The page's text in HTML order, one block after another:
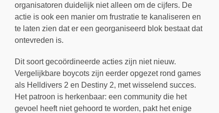
organisatoren duidelijk niet alleen om de cijfers. De
actie is ook een manier om frustratie te kanaliseren en
te laten zien dat er een georganiseerd blok bestaat dat
ontevreden is.
Dit soort gecoördineerde acties zijn niet nieuw.
Vergelijkbare boycots zijn eerder opgezet rond games
als Helldivers 2 en Destiny 2, met wisselend succes.
Het patroon is herkenbaar: een community die het
gevoel heeft niet gehoord te worden, pakt het enige